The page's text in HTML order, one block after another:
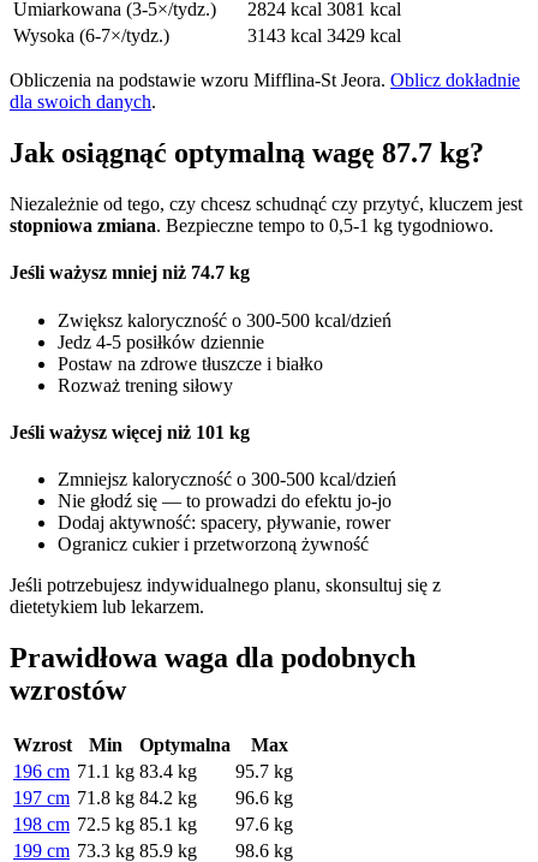
Umiarkowana (3-5×/tydz.)
2824 kcal 3081 kcal
Wysoka (6-7×/tydz.)
3143 kcal 3429 kcal
Obliczenia na podstawie wzoru Mifflina-St Jeora. Oblicz dokładnie
dla swoich danych.
Jak osiągnąć optymalną wagę 87.7 kg?
Niezależnie od tego, czy chcesz schudnąć czy przytyć, kluczem jest
stopniowa zmiana. Bezpieczne tempo to 0,5-1 kg tygodniowo.
Jeśli ważysz mniej niż 74.7 kg
Zwiększ kaloryczność o 300-500 kcal/dzień
Jedz 4-5 posiłków dziennie
Postaw na zdrowe tłuszcze i białko
Rozważ trening siłowy
Jeśli ważysz więcej niż 101 kg
Zmniejsz kaloryczność o 300-500 kcal/dzień
Nie głodź się — to prowadzi do efektu jo-jo
Dodaj aktywność: spacery, pływanie, rower
Ogranicz cukier i przetworzoną żywność
Jeśli potrzebujesz indywidualnego planu, skonsultuj się z
dietetykiem lub lekarzem.
Prawidłowa waga dla podobnych
wzrostów
Wzrost Min Optymalna
Max
196 cm 71.1 kg 83.4 kg
95.7 kg
197 cm 71.8 kg 84.2 kg
96.6 kg
198 cm 72.5 kg 85.1 kg
97.6 kg
199 cm 73.3 kg 85.9 kg
98.6 kg